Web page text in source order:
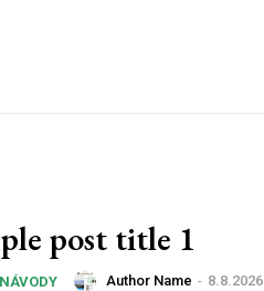
post title 1
Author Name - 8.8.2026